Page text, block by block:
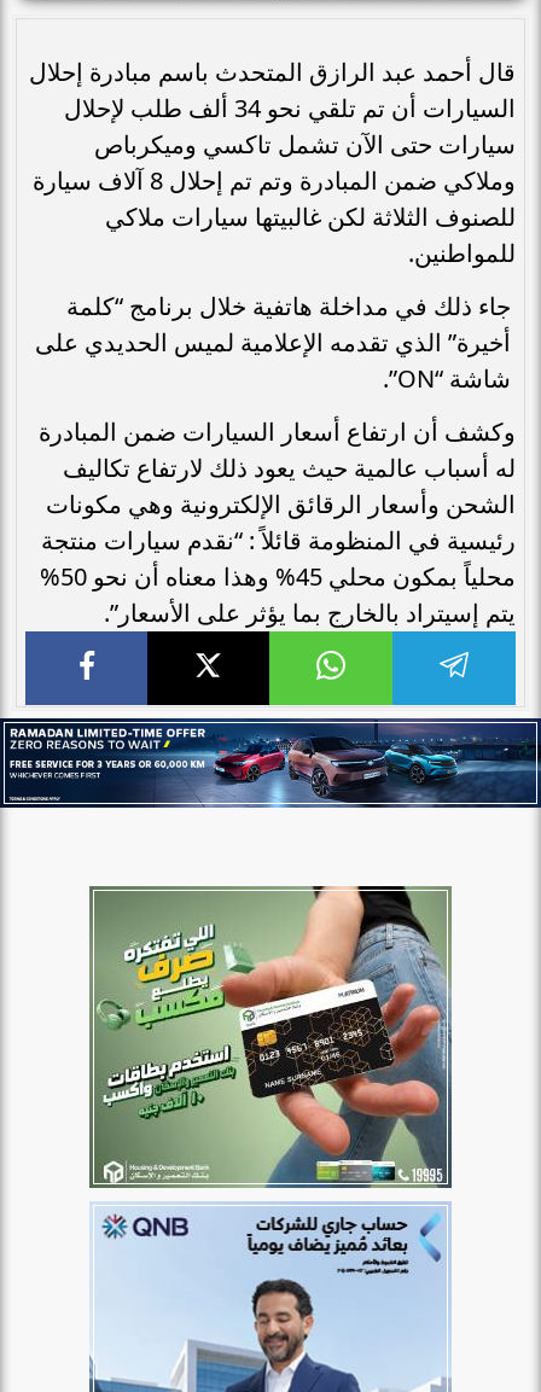
قال أحمد عبد الرازق المتحدث باسم مبادرة إحلال
السيارات أن تم تلقي نحو 34 ألف طلب لإحلال
سيارات حتى الآن تشمل تاكسي وميكرباص
وملاكي ضمن المبادرة وتم تم إحلال 8 آلاف سيارة
للصنوف الثلاثة لكن غالبيتها سيارات ملاكي
للمواطنين.
جاء ذلك في مداخلة هاتفية خلال برنامج “كلمة
أخيرة” الذي تقدمه الإعلامية لميس الحديدي على
شاشة “ON”.
وكشف أن ارتفاع أسعار السيارات ضمن المبادرة
له أسباب عالمية حيث يعود ذلك لارتفاع تكاليف
الشحن وأسعار الرقائق الإلكترونية وهي مكونات
رئيسية في المنظومة قائلاً : “نقدم سيارات منتجة
محلياً بمكون محلي 45% وهذا معناه أن نحو 50%
يتم إسيتراد بالخارج بما يؤثر على الأسعار”.